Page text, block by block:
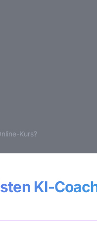
Kurs?
KI-